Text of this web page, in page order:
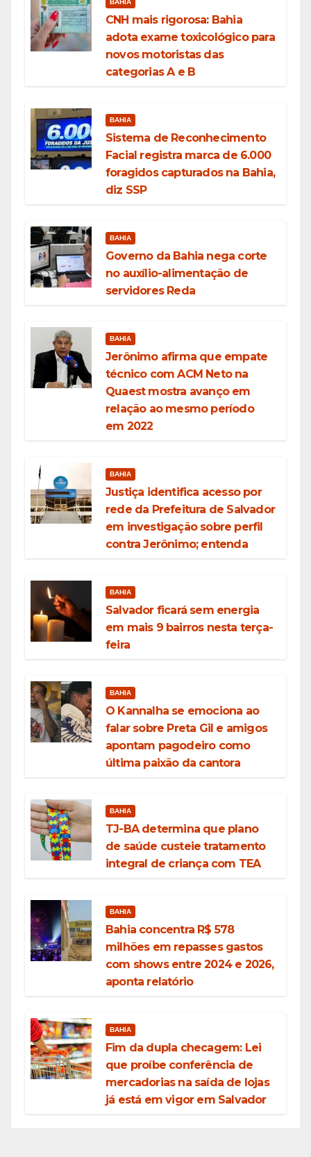
BAHIA
CNH mais rigorosa: Bahia
adota exame toxicológico para
novos motoristas das
categorias A e B
BAHIA
Sistema de Reconhecimento
Facial registra marca de 6.000
foragidos capturados na Bahia,
diz SSP
BAHIA
Governo da Bahia nega corte
no auxílio-alimentação de
servidores Reda
BAHIA
Jerônimo afirma que empate
técnico com ACM Neto na
Quaest mostra avanço em
relação ao mesmo período
em 2022
BAHIA
Justiça identifica acesso por
rede da Prefeitura de Salvador
em investigação sobre perfil
contra Jerônimo; entenda
BAHIA
Salvador ficará sem energia
em mais 9 bairros nesta terça-
feira
BAHIA
O Kannalha se emociona ao
falar sobre Preta Gil e amigos
apontam pagodeiro como
última paixão da cantora
BAHIA
TJ-BA determina que plano
de saúde custeie tratamento
integral de criança com TEA
BAHIA
Bahia concentra R$ 578
milhões em repasses gastos
com shows entre 2024 e 2026,
aponta relatório
BAHIA
Fim da dupla checagem: Lei
que proíbe conferência de
mercadorias na saída de lojas
já está em vigor em Salvador